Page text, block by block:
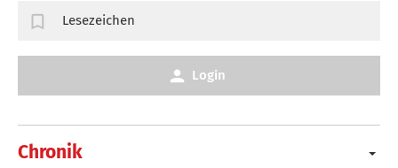
Chronik
Lesezeichen
Login